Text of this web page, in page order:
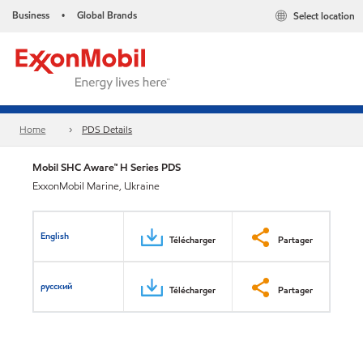
Business • Global Brands Select location
Home PDS Details
Mobil SHC Aware™ H Series PDS
ExxonMobil Marine, Ukraine
English Télécharger Partager
русский Télécharger Partager